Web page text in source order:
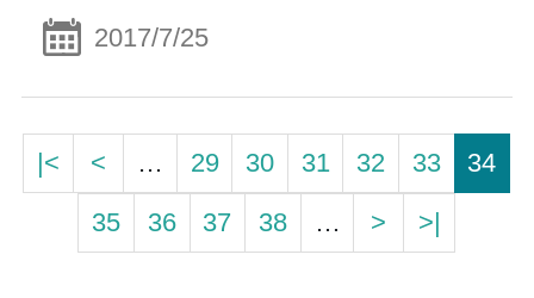
2017/7/25
|< < … 29 30 31 32 33
34
35
36 37 38 … > >|